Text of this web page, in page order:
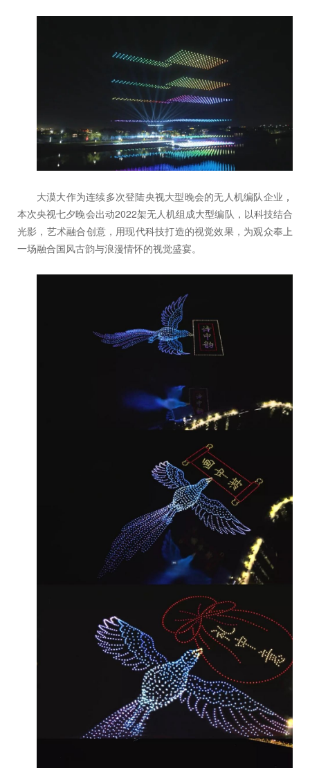
大漠大作为连续多次登陆央视大型晚会的无人机编队企业 ，
本次央视七夕晚会出动2022架无人机组成大型编队，以科技结合
光影，艺术融合创意，用现代科技打造的视觉效果，为观众奉上
一场融合国风古韵与浪漫情怀的视觉盛宴。